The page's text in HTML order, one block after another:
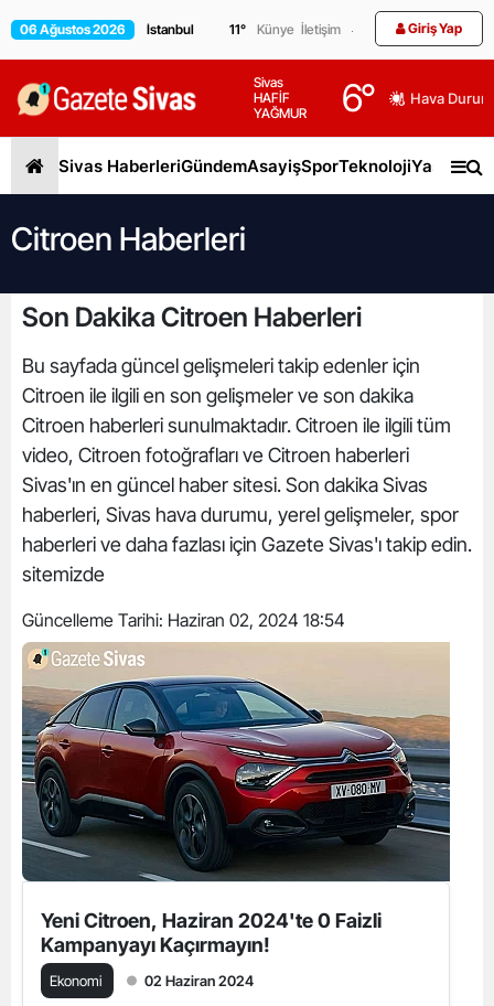
06 Ağustos 2026 11° Künye İletişim Giriş Yap
Sivas
HAFİF
YAĞMUR
6° Hava
Sivas HaberleriGündemAsayişSporTeknolojiYaşam
Citroen Haberleri
Son Dakika Citroen Haberleri
Bu sayfada güncel gelişmeleri takip edenler için
Citroen ile ilgili en son gelişmeler ve son dakika
Citroen haberleri sunulmaktadır. Citroen ile ilgili tüm
video, Citroen fotoğrafları ve Citroen haberleri
Sivas'ın en güncel haber sitesi. Son dakika Sivas
haberleri, Sivas hava durumu, yerel gelişmeler, spor
haberleri ve daha fazlası için Gazete Sivas'ı takip edin.
sitemizde
Güncelleme Tarihi: Haziran 02, 2024 18:54
Yeni Citroen, Haziran 2024'te 0 Faizli
Kampanyayı Kaçırmayın!
Ekonomi 02 Haziran 2024